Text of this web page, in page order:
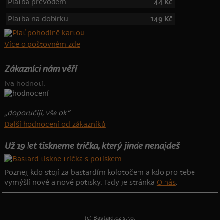
Platba převodem
44 Kč
Platba na dobírku
149 Kč
Více o poštovném zde
Zákazníci nám věří
Iva hodnotí:
„doporučiji, vše ok“
Další hodnocení od zákazníků
Už 19 let tiskneme trička, který jinde nenajdeš
Poznej, kdo stojí za bastardím kolotočem a kdo pro tebe
vymýšlí nové a nové potisky. Tady je stránka O nás.
(c) Bastard.cz s.r.o.